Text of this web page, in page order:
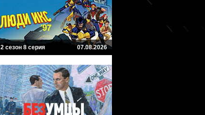
2 сезон 8 серия 07.08.2026